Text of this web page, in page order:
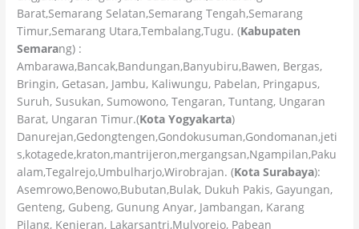
Barat,Semarang Selatan,Semarang Tengah,Semarang
Timur,Semarang Utara,Tembalang,Tugu. (Kabupaten
Semarang) :
Ambarawa,Bancak,Bandungan,Banyubiru,Bawen, Bergas,
Bringin, Getasan, Jambu, Kaliwungu, Pabelan, Pringapus,
Suruh, Susukan, Sumowono, Tengaran, Tuntang, Ungaran
Barat, Ungaran Timur.(Kota Yogyakarta)
Danurejan,Gedongtengen,Gondokusuman,Gondomanan,jeti
s,kotagede,kraton,mantrijeron,mergangsan,Ngampilan,Paku
alam,Tegalrejo,Umbulharjo,Wirobrajan. (Kota Surabaya):
Asemrowo,Benowo,Bubutan,Bulak, Dukuh Pakis, Gayungan,
Genteng, Gubeng, Gunung Anyar, Jambangan, Karang
Pilang, Kenjeran, Lakarsantri,Mulyorejo, Pabean